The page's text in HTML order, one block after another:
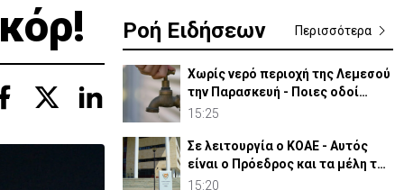
Ροή Ειδήσεων Περισσότερα
Χωρίς νερό περιοχή της Λεμεσού
την Παρασκευή - Ποιες οδοί
επηρεάζονται
15:25
Σε λειτουργία ο ΚΟΑΕ - Αυτός
είναι ο Πρόεδρος και τα μέλη του
συμβουλίου του
15:20